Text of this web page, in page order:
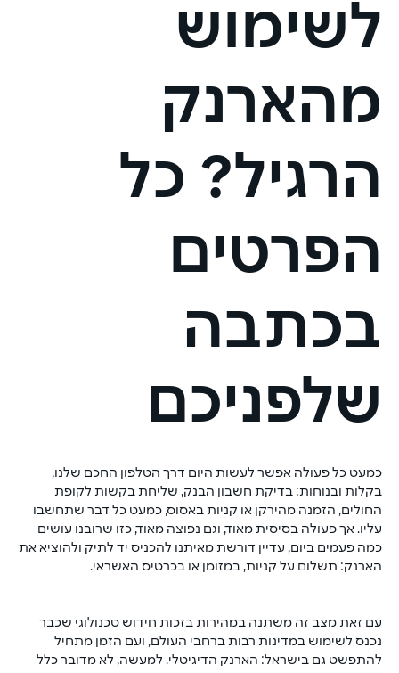
לשימוש
מהארנק
הרגיל? כל
הפרטים
בכתבה
שלפניכם
כמעט כל פעולה אפשר לעשות היום דרך הטלפון החכם שלנו,
בקלות ובנוחות: בדיקת חשבון הבנק, שליחת בקשות לקופת
החולים, הזמנה מהירקן או קניות באסוס, כמעט כל דבר שתחשבו
עליו. אך פעולה בסיסית מאוד, וגם נפוצה מאוד, כזו שרובנו עושים
כמה פעמים ביום, עדיין דורשת מאיתנו להכניס יד לתיק ולהוציא את
הארנק: תשלום על קניות, במזומן או בכרטיס האשראי.
עם זאת מצב זה משתנה במהירות בזכות חידוש טכנולוגי שכבר
נכנס לשימוש במדינות רבות ברחבי העולם, ועם הזמן מתחיל
להתפשט גם בישראל: הארנק הדיגיטלי. למעשה, לא מדובר כלל